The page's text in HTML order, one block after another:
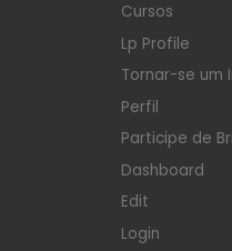
Cursos
Lp Profile
Tornar-se um
Perfil
Participe de
Dashboard
Edit
Login